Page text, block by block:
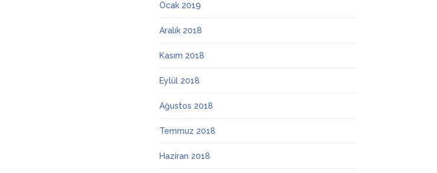
Ocak 2019
Aralık 2018
Kasım 2018
Eylül 2018
Ağustos 2018
Temmuz 2018
Haziran 2018